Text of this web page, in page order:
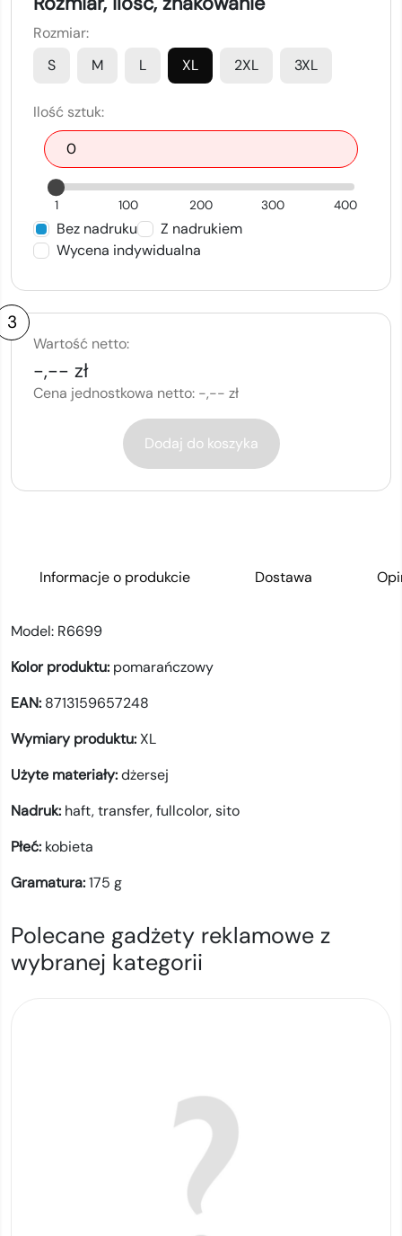
Rozmiar:
S
M L XL 2XL 3XL
Ilość sztuk:
1 100 200 300 400
Bez nadruku
Z nadrukiem
Wycena indywidualna
3
Wartość netto:
-,-- zł
Cena jednostkowa netto: -,-- zł
Dodaj do koszyka
Informacje o produkcie Dostawa
Model: R6699
Kolor produktu: pomarańczowy
EAN: 8713159657248
Wymiary produktu:XL
Użyte materiały:dżersej
Nadruk: haft,transfer,fullcolor,sito
Płeć: kobieta
Gramatura:175 g
Polecane gadżety reklamowe z
wybranej kategorii